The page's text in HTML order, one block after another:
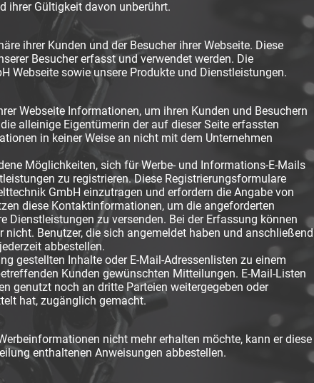
ihrer Gültigkeit davon unberührt.
ihrer Kunden und der Besucher ihrer Webseite. Diese
Besucher erfasst und verwendet werden. Die
Webseite sowie unsere Produkte und Dienstleistungen.
Webseite Informationen, um ihren Kunden und Besuchern
alleinige Eigentümerin der auf dieser Seite erfassten
in keiner Weise an nicht mit dem Unternehmen
Möglichkeiten, sich für Werbe- und Informations-E-Mails
zu registrieren. Diese Registrierungsformulare
GmbH einzutragen und erfordern die Angabe von
diese Kontaktinformationen, um die angeforderten
Dienstleistungen zu versenden. Bei der Erfassung können
Benutzer, die sich angemeldet haben und anschließend
abbestellen.
gestellten Inhalte oder E-Mail-Adressenlisten zu einem
Kunden gewünschten Mitteilungen. E-Mail-Listen
genutzt noch an dritte Parteien weitergegeben oder
hat, zugänglich gemacht.
nicht mehr erhalten möchte, kann er diese
enthaltenen Anweisungen abbestellen.